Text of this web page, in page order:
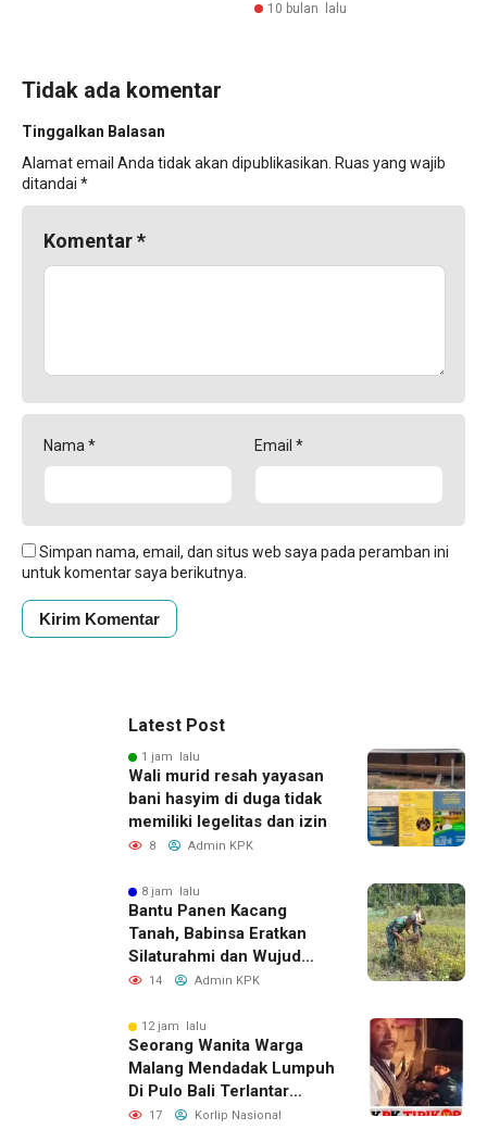
10 bulan lalu
Tidak ada komentar
Tinggalkan Balasan
Alamat email Anda tidak akan dipublikasikan. Ruas yang wajib
ditandai *
Komentar*
Nama * Email *
Simpan nama, email, dan situs web saya pada peramban ini
untuk komentar saya berikutnya.
Latest Post
1 jam lalu
Wali murid resah yayasan
bani hasyim di duga tidak
memiliki legelitas dan izin
8 Admin KPK
8 jam lalu
Bantu Panen Kacang
Tanah, Babinsa Eratkan
Silaturahmi dan Wujud
Kepedulian kepada Petani
14 Admin KPK
12 jam lalu
Seorang Wanita Warga
Malang Mendadak Lumpuh
Di Pulo Bali Terlantar
Selama 3 Hari Tidak Ada
17 Korlip Nasional